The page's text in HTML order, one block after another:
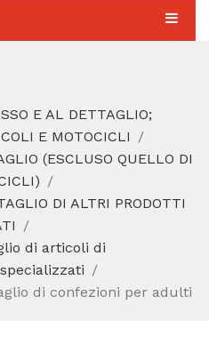
E AL DETTAGLIO;
E MOTOCICLI
(ESCLUSO QUELLO DI
DI ALTRI PRODOTTI
di articoli di
di confezioni per adulti